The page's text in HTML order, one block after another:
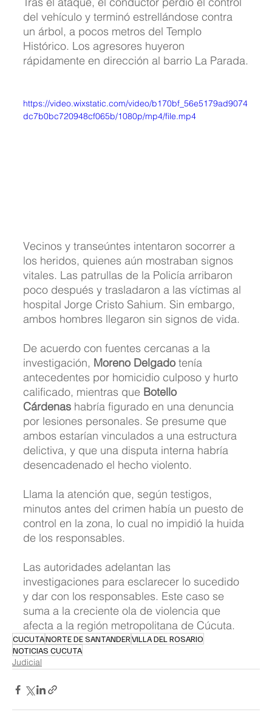
del vehículo y terminó estrellándose contra
un árbol, a pocos metros del Templo
Histórico. Los agresores huyeron
rápidamente en dirección al barrio La Parada.
https://video.wixstatic.com/video/b170bf_56e5179ad9074
dc7b0bc720948cf065b/1080p/mp4/file.mp4
Vecinos y transeúntes intentaron socorrer a
los heridos, quienes aún mostraban signos
vitales. Las patrullas de la Policía arribaron
poco después y trasladaron a las víctimas al
hospital Jorge Cristo Sahium. Sin embargo,
ambos hombres llegaron sin signos de vida.
De acuerdo con fuentes cercanas a la
investigación, Moreno Delgado tenía
antecedentes por homicidio culposo y hurto
calificado, mientras que Botello
Cárdenas habría figurado en una denuncia
por lesiones personales. Se presume que
ambos estarían vinculados a una estructura
delictiva, y que una disputa interna habría
desencadenado el hecho violento.
Llama la atención que, según testigos,
minutos antes del crimen había un puesto de
control en la zona, lo cual no impidió la huida
de los responsables.
Las autoridades adelantan las
investigaciones para esclarecer lo sucedido
y dar con los responsables. Este caso se
suma a la creciente ola de violencia que
afecta a la región metropolitana de Cúcuta.
CUCUTANORTE DE SANTANDERVILLA DEL ROSARIO
NOTICIAS CUCUTA
Judicial